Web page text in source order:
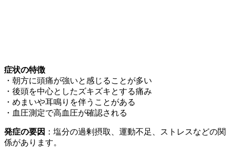
症状の特徴
・朝方に頭痛が強いと感じることが多い
・後頭を中心としたズキズキとする痛み
・めまいや耳鳴りを伴うことがある
・血圧測定で高血圧が確認される
発症の要因 ：塩分の過剰摂取、運動不足、ストレスなどの関
係があります。